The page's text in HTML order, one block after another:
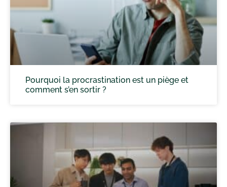
Pourquoi la procrastination est un piège et
comment s’en sortir ?